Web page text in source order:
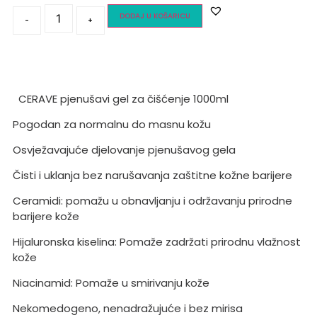
- + DODAJ U KOŠARICU
CERAVE pjenušavi gel za čišćenje 1000ml
Pogodan za normalnu do masnu kožu
Osvježavajuće djelovanje pjenušavog gela
Čisti i uklanja bez narušavanja zaštitne kožne barijere
Ceramidi: pomažu u obnavljanju i održavanju prirodne
barijere kože
Hijaluronska kiselina: Pomaže zadržati prirodnu vlažnost
kože
Niacinamid: Pomaže u smirivanju kože
Nekomedogeno, nenadražujuće i bez mirisa